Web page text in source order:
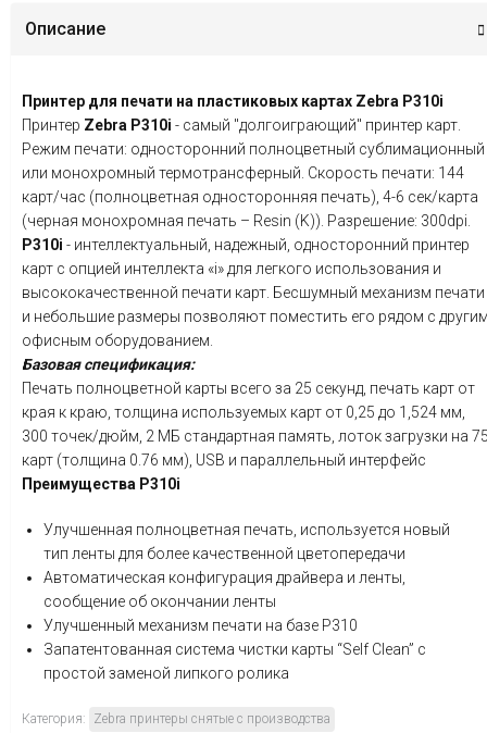
Описание
Принтер для печати на пластиковых картах Zebra P310i
Принтер Zebra P310i - самый "долгоиграющий" принтер карт.
Режим печати: односторонний полноцветный сублимационный
или монохромный термотрансферный. Скорость печати: 144
карт/час (полноцветная односторонняя печать), 4-6 сек/карта
(черная монохромная печать – Resin (K)). Разрешение: 300dpi.
P310i - интеллектуальный, надежный, односторонний принтер
карт с опцией интеллекта «i» для легкого использования и
высококачественной печати карт. Бесшумный механизм печати
и небольшие размеры позволяют поместить его рядом с
офисным оборудованием.
Базовая спецификация:
Печать полноцветной карты всего за 25 секунд, печать карт от
края к краю, толщина используемых карт от 0,25 до 1,524 мм,
300 точек/дюйм, 2 МБ стандартная память, лоток загрузки на
карт (толщина 0.76 мм), USB и параллельный интерфейс
Преимущества P310i
Улучшенная полноцветная печать, используется новый
тип ленты для более качественной цветопередачи
Автоматическая конфигурация драйвера и ленты,
сообщение об окончании ленты
Улучшенный механизм печати на базе P310
Запатентованная система чистки карты “Self Clean” c
простой заменой липкого ролика
Категория: Zebra принтеры снятые с производства